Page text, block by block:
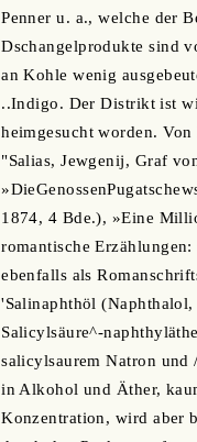
Penner u. a., welche der
Dschangelprodukte sind
an Kohle wenig
..Indigo. Der Distrikt ist
heimgesucht worden.
"Salias, Jewgenij, Graf
1874, 4 Bde.), »Eine
romantische
ebenfalls als
'Salinaphthöl (Naphthalol,
Salicylsäure^-
salicylsaurem Natron und
in Alkohol und Äther,
Konzentration, wird aber